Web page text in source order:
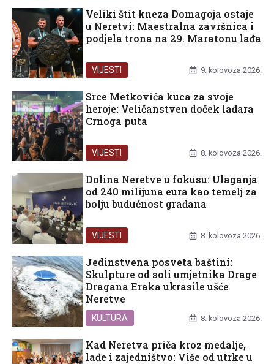
Veliki štit kneza Domagoja ostaje
u Neretvi: Maestralna završnica i
podjela trona na 29. Maratonu lađa
VIJESTI 9. kolovoza 2026.
Srce Metkovića kuca za svoje
heroje: Veličanstven doček lađara
Crnoga puta
VIJESTI 8. kolovoza 2026.
Dolina Neretve u fokusu: Ulaganja
od 240 milijuna eura kao temelj za
bolju budućnost građana
VIJESTI 8. kolovoza 2026.
Jedinstvena posveta baštini:
Skulpture od soli umjetnika Drage
Dragana Eraka ukrasile ušće
Neretve
KULTURA 8. kolovoza 2026.
Kad Neretva priča kroz medalje,
lađe i zajedništvo: Više od utrke u